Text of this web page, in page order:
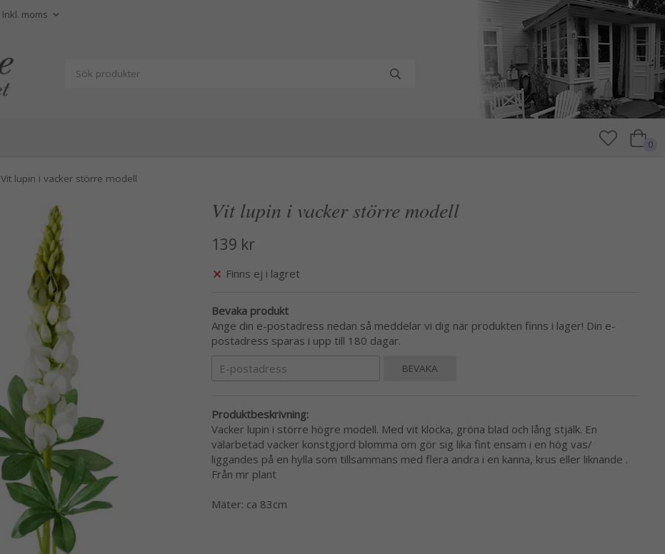
0
Vit lupin i vacker större modell
Vit lupin i vacker större modell
139 kr
Finns ej i lagret
Bevaka produkt
Ange din e-postadress nedan så meddelar vi dig när produkten finns i lager! Din e-
postadress sparas i upp till 180 dagar.
BEVAKA
Produktbeskrivning:
Vacker lupin i större högre modell. Med vit klocka, gröna blad och lång stjälk. En
välarbetad vacker konstgjord blomma om gör sig lika fint ensam i en hög vas/
liggandes på en hylla som tillsammans med flera andra i en kanna, krus eller liknande .
Från mr plant
Mäter: ca 83cm